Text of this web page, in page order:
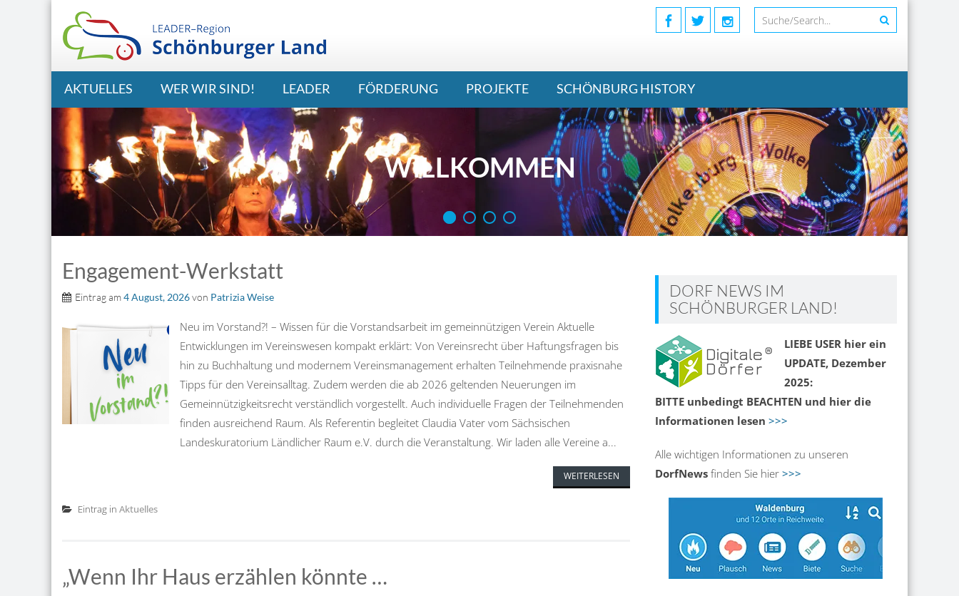
AKTUELLES WER WIR SIND! LEADER FÖRDERUNG PROJEKTE SCHÖNBURG HISTORY
WILLKOMMEN
Engagement-Werkstatt
Eintrag am4 August, 2026von Patrizia Weise
Neu im Vorstand?! – Wissen für die Vorstandsarbeit im gemeinnützigen Verein Aktuelle
Entwicklungen im Vereinswesen kompakt erklärt: Von Vereinsrecht über Haftungsfragen bis
hin zu Buchhaltung und modernem Vereinsmanagement erhalten Teilnehmende praxisnahe
Tipps für den Vereinsalltag. Zudem werden die ab 2026 geltenden Neuerungen im
Gemeinnützigkeitsrecht verständlich vorgestellt. Auch individuelle Fragen der Teilnehmenden
finden ausreichend Raum. Als Referentin begleitet Claudia Vater vom Sächsischen
Landeskuratorium Ländlicher Raum e.V. durch die Veranstaltung. Wir laden alle Vereine a...
WEITERLESEN
Eintrag in Aktuelles
„Wenn Ihr Haus erzählen könnte …
DORF NEWS IM
SCHÖNBURGER LAND!
LIEBE USER hier ein
UPDATE, Dezember
2025:
BITTE unbedingt BEACHTEN und hier die
Informationen lesen >>>
Alle wichtigen Informationen zu unseren
DorfNewsfinden Sie hier >>>